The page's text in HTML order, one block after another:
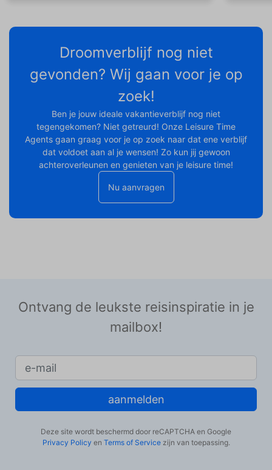
Droomverblijf nog niet
gevonden? Wij gaan voor je op
zoek!
Ben je jouw ideale vakantieverblijf nog niet
tegengekomen? Niet getreurd! Onze Leisure Time
Agents gaan graag voor je op zoek naar dat ene verblijf
dat voldoet aan al je wensen! Zo kun jij gewoon
achteroverleunen en genieten van je leisure time!
Nu aanvragen
Ontvang de leukste reisinspiratie in je
mailbox!
aanmelden
Deze site wordt beschermd door reCAPTCHA en Google
Privacy Policy en Terms of Servicezijn van toepassing.